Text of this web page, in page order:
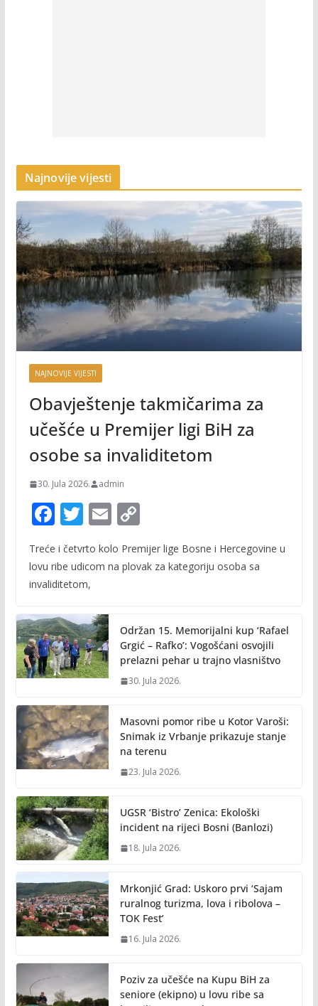
Najnovije vijesti
NAJNOVIJE VIJESTI
Obavještenje takmičarima za
učešće u Premijer ligi BiH za
osobe sa invaliditetom
30. Jula 2026. admin
F
ac
e
b
o
k
T
w
itt
er
E
m
ai
C
p
n
k
Treće i četvrto kolo Premijer lige Bosne i Hercegovine u
lovu ribe udicom na plovak za kategoriju osoba sa
invaliditetom,
Održan 15. Memorijalni kup ‘Rafael
Grgić – Rafko’: Vogošćani osvojili
prelazni pehar u trajno vlasništvo
30. Jula 2026.
Masovni pomor ribe u Kotor Varoši:
Snimak iz Vrbanje prikazuje stanje
na terenu
23. Jula 2026.
UGSR ‘Bistro’ Zenica: Ekološki
incident na rijeci Bosni (Banlozi)
18. Jula 2026.
Mrkonjić Grad: Uskoro prvi ‘Sajam
ruralnog turizma, lova i ribolova –
TOK Fest’
16. Jula 2026.
Poziv za učešće na Kupu BiH za
seniore (ekipno) u lovu ribe sa